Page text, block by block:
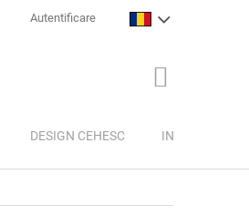
Autentificare
DESIGN CEHESC INSPIRAȚIE